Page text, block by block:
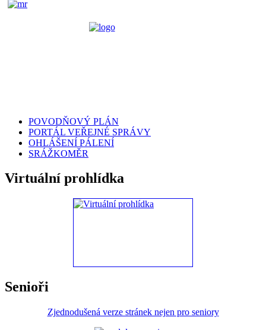
POVODŇOVÝ PLÁN
PORTÁL VEŘEJNÉ SPRÁVY
OHLÁŠENÍ PÁLENÍ
SRÁŽKOMĚR
Virtuální prohlídka
Senioři
Zjednodušená verze stránek nejen pro seniory